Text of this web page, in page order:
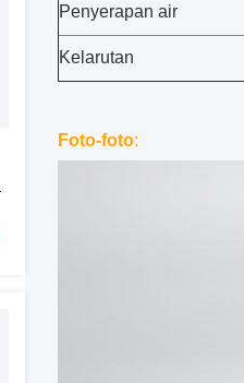
Penyerapan air
Kelarutan
Foto-foto: